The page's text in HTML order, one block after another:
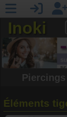
Inoki
Piercings
Éléments